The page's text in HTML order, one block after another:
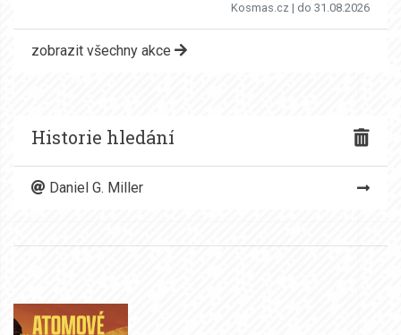
Kosmas.cz | do 31.08.2026
zobrazit všechny akce
Historie hledání
Daniel G. Miller